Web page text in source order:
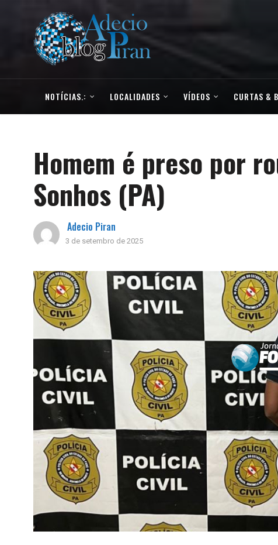
NOTÍCIAS.: LOCALIDADES VÍDEOS CURTAS &
Homem é preso por
Sonhos (PA)
Adecio Piran
3 de setembro de 2025